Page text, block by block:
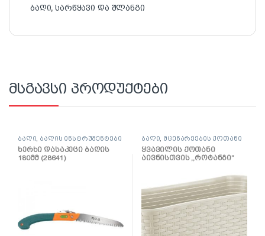
ბაღი,სარწყავი და შლანგი
მსგავსი პროდუქტები
ბაღი ბაღის ინსტრუმენტები
ხერხი დასაკეცი ბაღის
180მმ (28641)
ბაღი მცენარეების ქოთანი
ყვავილის ქოთანი
აივნისთვის ,,როტანგი”